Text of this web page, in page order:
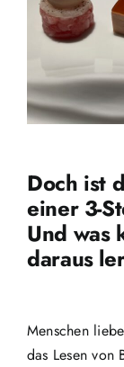
Doch ist
einer 3-
Und was
daraus
Menschen
das Lesen von